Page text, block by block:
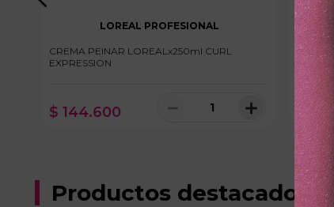
LOREAL PROFESIONAL
CREMA PEINAR LOREALx250ml CURL
EXPRESSION
$ 144.600 ＋
－
LECHE
$ 23 .
Productos destacados